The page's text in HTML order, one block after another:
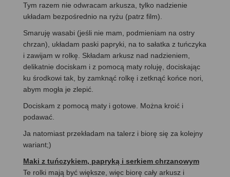
Tym razem nie odwracam arkusza, tylko nadzienie
układam bezpośrednio na ryżu (patrz film).
Smaruję wasabi (jeśli nie mam, podmieniam na ostry
chrzan), układam paski papryki, na to sałatka z tuńczyka
i zawijam w rolkę. Składam arkusz nad nadzieniem,
delikatnie dociskam i z pomocą maty roluję, dociskając
ku środkowi tak, by zamknąć rolkę i zetknąć końce nori,
abym mogła je zlepić.
Dociskam z pomocą maty i gotowe. Można kroić i
podawać.
Ja natomiast przekładam na talerz i biorę się za kolejny
wariant;)
Maki z tuńczykiem, papryką i serkiem chrzanowym
Te rolki mają być większe, więc biorę cały arkusz i